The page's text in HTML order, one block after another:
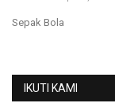
Olahraga
Sepak Bola
IKUTI KAMI